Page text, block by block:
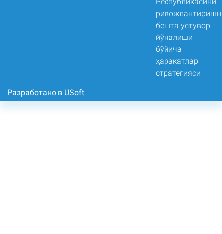
Разработано в USoft